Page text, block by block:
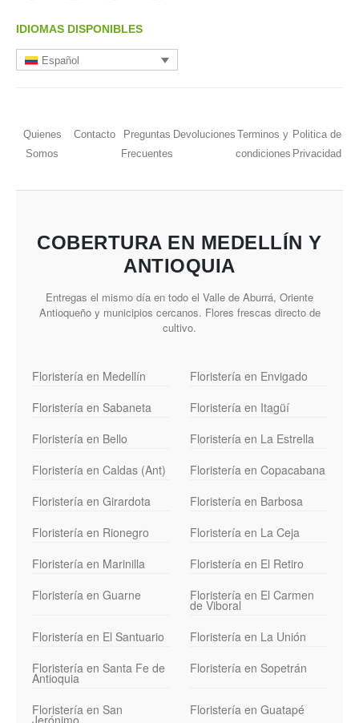
IDIOMAS DISPONIBLES
Español
Quienes
Somos
Contacto
Preguntas
Frecuentes
Devoluciones Terminos y
condiciones
Politica de
Privacidad
COBERTURA EN MEDELLÍN Y
ANTIOQUIA
Entregas el mismo día en todo el Valle de Aburrá, Oriente
Antioqueño y municipios cercanos. Flores frescas directo de
cultivo.
Floristería en Medellín
Floristería en Envigado
Floristería en Sabaneta
Floristería en Itagüí
Floristería en Bello
Floristería en La Estrella
Floristería en Caldas (Ant)
Floristería en Copacabana
Floristería en Girardota
Floristería en Barbosa
Floristería en Rionegro
Floristería en La Ceja
Floristería en Marinilla
Floristería en El Retiro
Floristería en Guarne
Floristería en El Carmen
de Viboral
Floristería en El Santuario
Floristería en La Unión
Floristería en Santa Fe de
Antioquia
Floristería en Sopetrán
Floristería en San Floristería en Guatapé